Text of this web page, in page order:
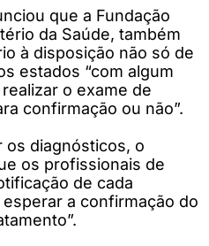
que a Fundação
da Saúde, também
à disposição não só de
estados “com algum
o exame de
confirmação ou não”.
os diagnósticos, o
os profissionais de
de cada
a confirmação do